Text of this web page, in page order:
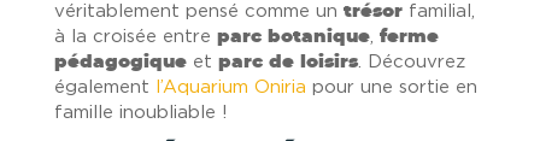
véritablement pensé comme un trésorfamilial,
à la croisée entre parc botanique, ferme
pédagogiqueet parc de loisirs. Découvrez
également
l’Aquarium Oniria pour une sortie en
famille inoubliable !